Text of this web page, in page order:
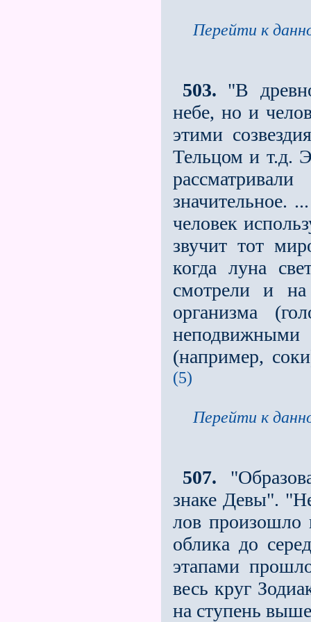
Перейти к
503. "В
небе, но и
этими
Тельцом и т.д.
значительное.
человек
звучит тот
когда луна
смотрели и на
организма
неподвижными
(например,
(5)
Перейти к
507.
знаке Девы".
лов произошло
облика до
этапами
весь круг
на ступень